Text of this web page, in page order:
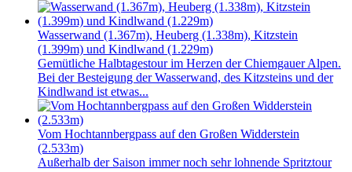
Wasserwand (1.367m), Heuberg (1.338m), Kitzstein
(1.399m) und Kindlwand (1.229m)
Gemütliche Halbtagestour im Herzen der Chiemgauer Alpen.
Bei der Besteigung der Wasserwand, des Kitzsteins und der
Kindlwand ist etwas...
Vom Hochtannbergpass auf den Großen Widderstein
(2.533m)
Außerhalb der Saison immer noch sehr lohnende Spritztour